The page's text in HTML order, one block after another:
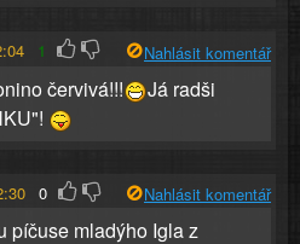
1 Nahlásit komentář
červivá!!!
Já radši
0 Nahlásit komentář
píčuse mladýho Igla z